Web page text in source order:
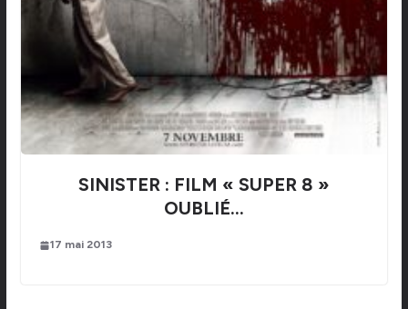
SINISTER : FILM « SUPER 8 »
OUBLIÉ…
17 mai 2013